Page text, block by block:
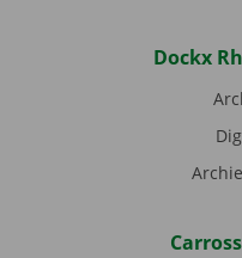
Dockx